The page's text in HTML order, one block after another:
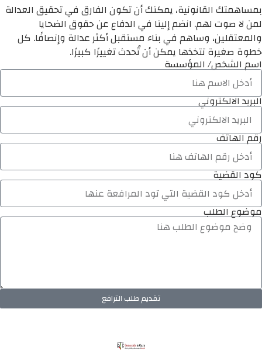
بمساهمتك القانونية، يمكنك أن تكون الفارق في تحقيق العدالة
لمن لا صوت لهم. انضم إلينا في الدفاع عن حقوق الضحايا
والمعتقلين، وساهم في بناء مستقبل أكثر عدالة وإنصافًا. كل
خطوة صغيرة تتخذها يمكن أن تُحدث تغييرًا كبيرًا.
اسم الشخص/ المؤسسة
البريد الالكتروني
رقم الهاتف
كود القضية
موضوع الطلب
تقديم طلب الترافع